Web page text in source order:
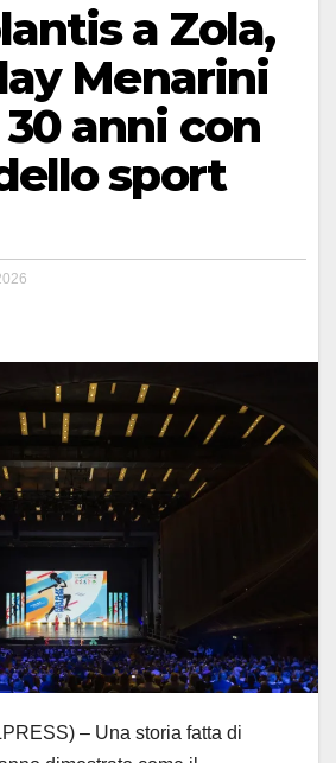
a Zola,
Menarini
anni con
sport
– Una storia fatta di